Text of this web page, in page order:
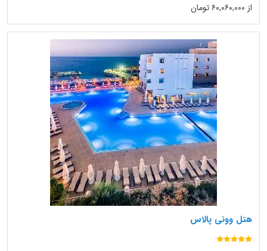
از ۶۰,۰۶۰,۰۰۰ تومان
هتل وونی پالاس